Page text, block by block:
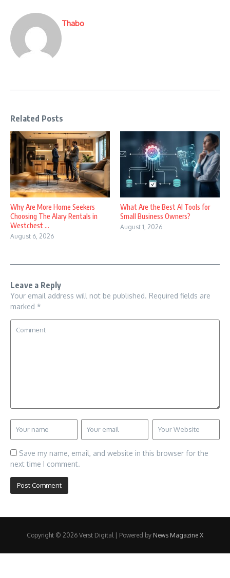
Thabo
Related Posts
Why Are More Home Seekers
Choosing The Alary Rentals in
Westchest ...
August 6, 2026
What Are the Best AI Tools for
Small Business Owners?
August 1, 2026
Leave a Reply
Your email address will not be published. Required fields are
marked *
Save my name, email, and website in this browser for the
next time I comment.
Copyright © 2026 Verst Digital | Powered by News Magazine X